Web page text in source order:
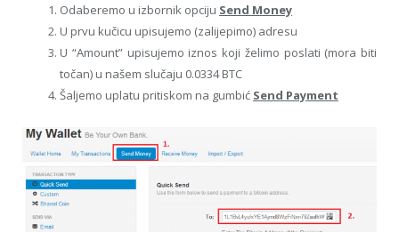
Odaberemo u izbornik opciju Send Money
U prvu kučicu upisujemo (zalijepimo) adresu
U “Amount” upisujemo iznos koji želimo poslati (mora biti
točan) u našem slučaju 0.0334 BTC
Šaljemo uplatu pritiskom na gumbić Send Payment